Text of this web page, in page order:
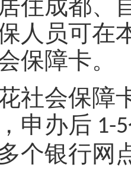
住成都、
人员可在
保障卡。
社会保障
申办后 1-5
个银行网